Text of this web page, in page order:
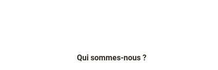
Qui sommes-nous ?